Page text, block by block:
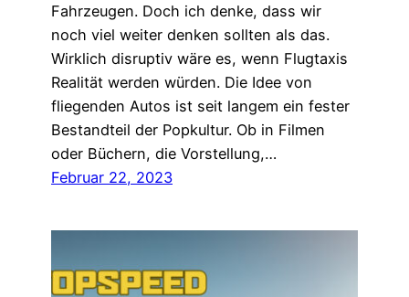
Fahrzeugen. Doch ich denke, dass wir
noch viel weiter denken sollten als das.
Wirklich disruptiv wäre es, wenn Flugtaxis
Realität werden würden. Die Idee von
fliegenden Autos ist seit langem ein fester
Bestandteil der Popkultur. Ob in Filmen
oder Büchern, die Vorstellung,…
Februar 22, 2023